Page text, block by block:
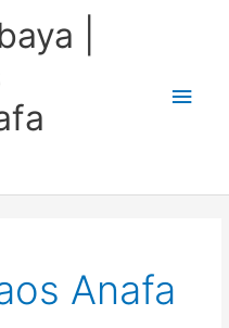
|
Anafa